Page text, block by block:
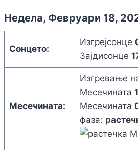
Недела, Февруари 18,
Сонцето:
Изгрејсонце
Зајдисонце
Месечината:
Изгревање
Месечината
Месечината
фаза: